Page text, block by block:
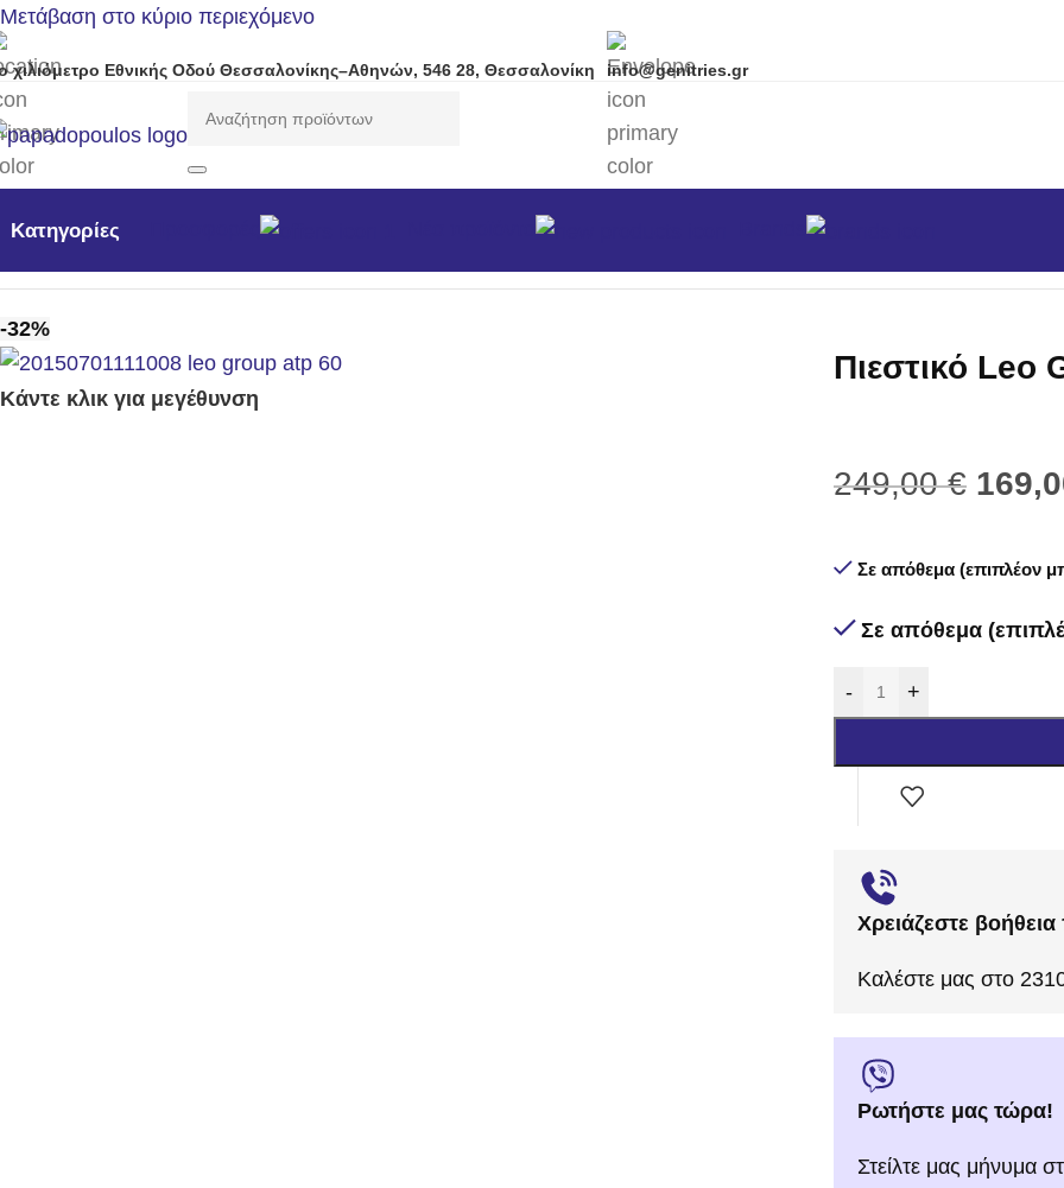
Μετάβαση στο κύριο περιεχόμενο
χιλιόμετρο Εθνικής Οδού Θεσσαλονίκης–Αθηνών, 546 28, Θεσσαλονίκη info@genitries.gr
Κατηγορίες
-32%
Κάντε κλικ για μεγέθυνση
Πιεστικό Leo
249,00€
Σε απόθεμα (επιπλέον
Σε απόθεμα
- +
Χρειάζεστε
Καλέστε μας στο
Ρωτήστε μας τώρα!
Στείλτε μας μήνυμα